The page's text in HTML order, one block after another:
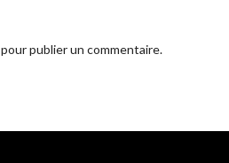
pour publier un commentaire.